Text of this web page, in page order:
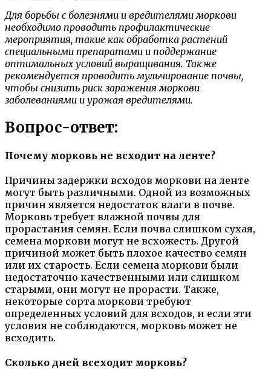
Для борьбы с болезнями и вредителями моркови
необходимо проводить профилактические
мероприятия, такие как обработка растений
специальными препаратами и поддержание
оптимальных условий выращивания. Также
рекомендуется проводить мульчирование почвы,
чтобы снизить риск заражения моркови
заболеваниями и урожая вредителями.
Вопрос-ответ:
Почему морковь не всходит на ленте?
Причины задержки всходов моркови на ленте
могут быть различными. Одной из возможных
причин является недостаток влаги в почве.
Морковь требует влажной почвы для
прорастания семян. Если почва слишком сухая,
семена моркови могут не всхожесть. Другой
причиной может быть плохое качество семян
или их старость. Если семена моркови были
недостаточно качественными или слишком
старыми, они могут не прорасти. Также,
некоторые сорта моркови требуют
определенных условий для всходов, и если эти
условия не соблюдаются, морковь может не
всходить.
Сколько дней всеходит морковь?